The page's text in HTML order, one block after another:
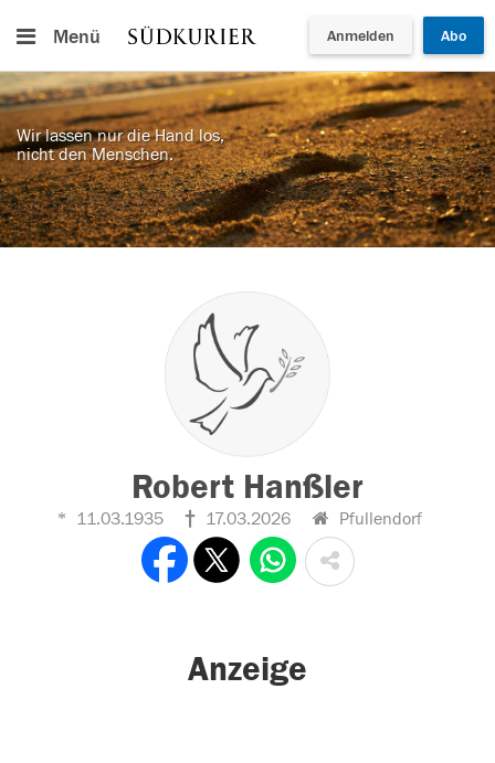
Menü Anmelden Abo
Wir lassen nur die Hand los,
nicht den Menschen.
Robert Hanßler
11.03.1935 17.03.2026 Pfullendorf
Anzeige